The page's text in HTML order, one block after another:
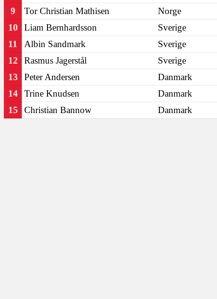
9
Tor Christian Mathisen
Norge
10
Liam Bernhardsson
Sverige
11
Albin Sandmark
Sverige
12
Rasmus Jagerstål
Sverige
13
Peter Andersen
Danmark
14
Trine Knudsen
Danmark
15
Christian Bannow Danmark